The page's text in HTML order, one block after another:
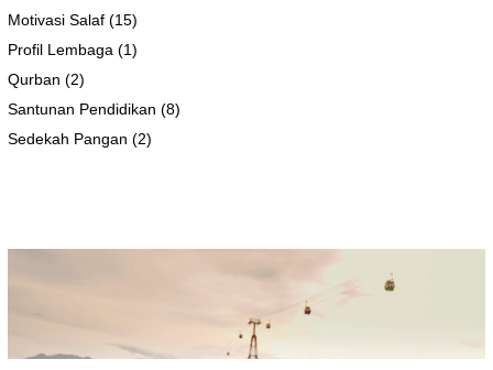
Motivasi Salaf (15)
Profil Lembaga (1)
Qurban (2)
Santunan Pendidikan (8)
Sedekah Pangan (2)